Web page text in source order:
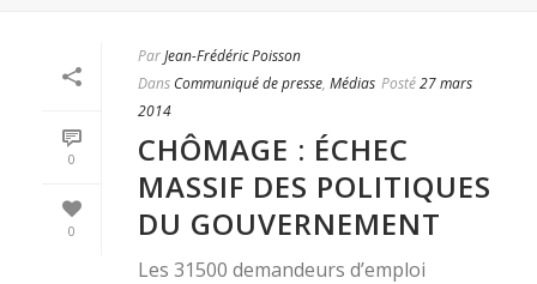
0
0
ParJean-Frédéric Poisson
Dans Communiqué de presse, Médias Posté27 mars
2014
CHÔMAGE : ÉCHEC
MASSIF DES POLITIQUES
DU GOUVERNEMENT
Les 31500 demandeurs d’emploi